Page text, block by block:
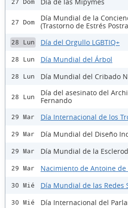
27 Dom
27 Dom
Día Mundial de la
(Trastorno de Estrés
28 Lun Día del Orgullo LGBTIQ+
28 Lun Día Mundial del Árbol
28 Lun Día Mundial del Cribado
28 Lun
Día del asesinato del
Fernando
29 Mar Día Internacional de los
29 Mar Día Mundial del Diseño
29 Mar Día Mundial de la
29 Mar Nacimiento de Antoine de
30 Mié Día Mundial de las Redes
30 Mié Día Internacional del